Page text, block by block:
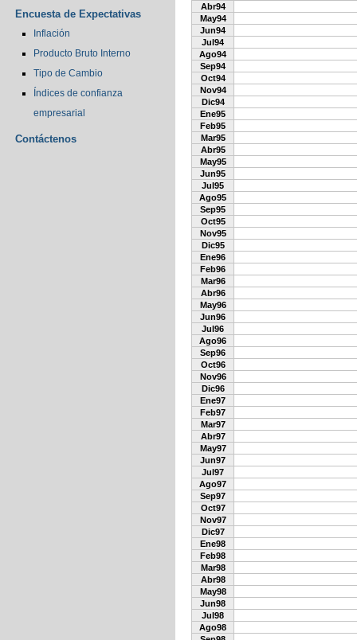
Encuesta de Expectativas
Inflación
Producto Bruto Interno
Tipo de Cambio
Índices de confianza
empresarial
Contáctenos
Abr94
May94
Jun94
Jul94
Ago94
Sep94
Oct94
Nov94
Dic94
Ene95
Feb95
Mar95
Abr95
May95
Jun95
Jul95
Ago95
Sep95
Oct95
Nov95
Dic95
Ene96
Feb96
Mar96
Abr96
May96
Jun96
Jul96
Ago96
Sep96
Oct96
Nov96
Dic96
Ene97
Feb97
Mar97
Abr97
May97
Jun97
Jul97
Ago97
Sep97
Oct97
Nov97
Dic97
Ene98
Feb98
Mar98
Abr98
May98
Jun98
Jul98
Ago98